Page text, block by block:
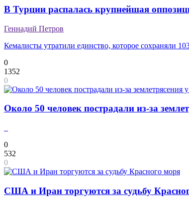
В Турции распалась крупнейшая
Геннадий Петров
Кемалисты утратили единство, которое сохраняли
0
1352
0
Около 50 человек пострадали из-за
0
532
0
США и Иран торгуются за судьбу